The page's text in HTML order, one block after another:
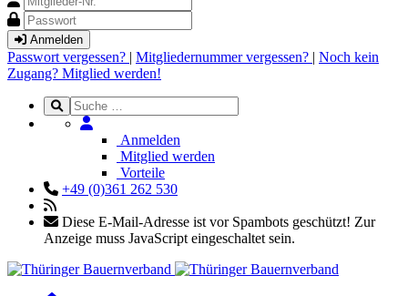
Anmelden
Passwort vergessen? | Mitgliedernummer vergessen? | Noch kein
Zugang? Mitglied werden!
Anmelden
Mitglied werden
Vorteile
+49 (0)361 262 530
Diese E-Mail-Adresse ist vor Spambots geschützt! Zur
Anzeige muss JavaScript eingeschaltet sein.